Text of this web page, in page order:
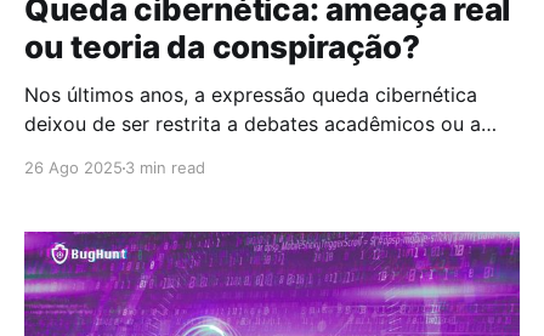
Queda cibernética: ameaça real
ou teoria da conspiração?
Nos últimos anos, a expressão queda cibernética
deixou de ser restrita a debates acadêmicos ou a
vez mais em relatórios de cibersegurança,
internacional. A crescente digitalização de
infraestruturas críticas, como de usinas de energia a
sistemas financeiros,
26 Ago 2025 3 min read